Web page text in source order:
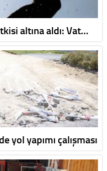
altına aldı: Vat…
yol yapımı çalışması